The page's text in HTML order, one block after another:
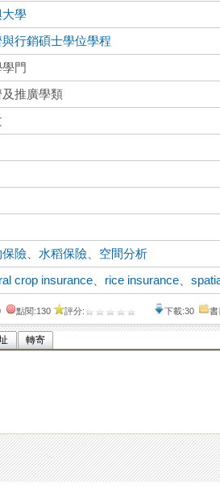
大學
行銷碩士學位學程
門
推廣學類
保險 水稻保險
空間分析
crop insurance rice insurance 、
點閱:130 評分: 下載:30
轉寄